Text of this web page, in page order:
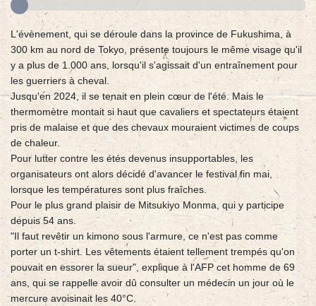
L'évènement, qui se déroule dans la province de Fukushima, à
300 km au nord de Tokyo, présente toujours le même visage qu'il
y a plus de 1.000 ans, lorsqu'il s'agissait d'un entraînement pour
les guerriers à cheval.
Jusqu'en 2024, il se tenait en plein cœur de l'été. Mais le
thermomètre montait si haut que cavaliers et spectateurs étaient
pris de malaise et que des chevaux mouraient victimes de coups
de chaleur.
Pour lutter contre les étés devenus insupportables, les
organisateurs ont alors décidé d'avancer le festival fin mai,
lorsque les températures sont plus fraîches.
Pour le plus grand plaisir de Mitsukiyo Monma, qui y participe
depuis 54 ans.
"Il faut revêtir un kimono sous l'armure, ce n'est pas comme
porter un t-shirt. Les vêtements étaient tellement trempés qu'on
pouvait en essorer la sueur", explique à l'AFP cet homme de 69
ans, qui se rappelle avoir dû consulter un médecin un jour où le
mercure avoisinait les 40°C.